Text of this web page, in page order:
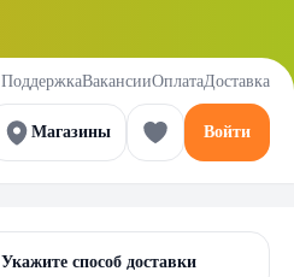
ПоддержкаВакансииОплатаДоставка
Магазины Войти
Укажите способ доставки